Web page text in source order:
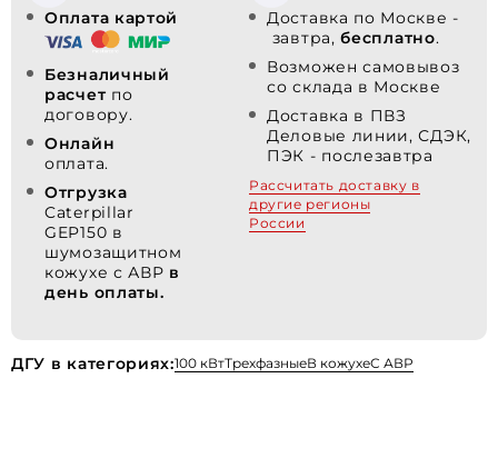
Оплата картой
Безналичный
расчет по
договору.
Онлайн
оплата.
Отгрузка
Caterpillar
GEP150 в
шумозащитном
кожухе с АВР в
день оплаты.
Доставка по Москве -
завтра,бесплатно.
Возможен самовывоз
со склада в Москве
Доставка в ПВЗ
Деловые линии, СДЭК,
ПЭК - послезавтра
Рассчитать доставку в
другие регионы
России
ДГУ в категориях:100 кВтТрехфазныеВ кожухеС АВР